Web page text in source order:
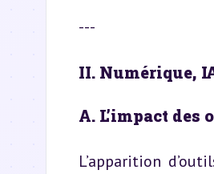
---
II. Numérique,
A. L’impact
L’apparition